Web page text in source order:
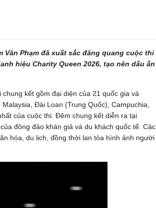
Vân Phạm đã xuất sắc đăng quang cuộc thi
hiệu Charity Queen 2026, tạo nên dấu ấn
kết gồm đại diện của 21 quốc gia và
Đài Loan (Trung Quốc), Campuchia,
của cuộc thi. Đêm chung kết diễn ra tại
đông đảo khán giả và du khách quốc tế. Các
hóa, du lịch, đồng thời lan tỏa hình ảnh người